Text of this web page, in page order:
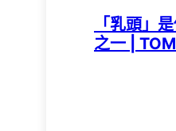
「乳頭」
之一 |